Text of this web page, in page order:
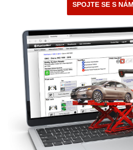
SPOJTE SE S NÁMI